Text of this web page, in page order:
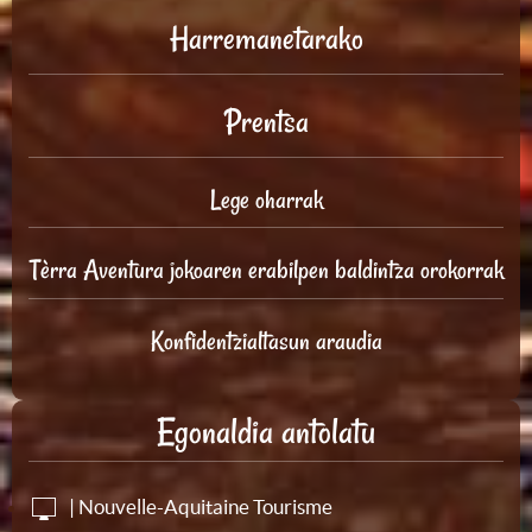
Harremanetarako
Prentsa
Lege oharrak
Tèrra Aventura jokoaren erabilpen baldintza orokorrak
Konfidentzialtasun araudia
Egonaldia antolatu
| Nouvelle-Aquitaine Tourisme